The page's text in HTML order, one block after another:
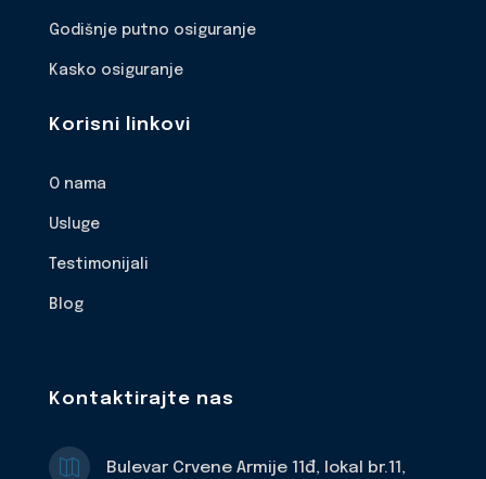
Godišnje putno osiguranje
Kasko osiguranje
Korisni linkovi
O nama
Usluge
Testimonijali
Blog
Kontaktirajte nas

Bulevar Crvene Armije 11đ, lokal br.11,